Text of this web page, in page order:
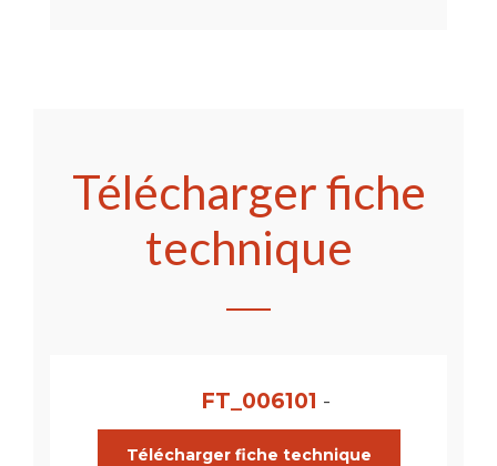
Télécharger fiche
technique
FT_006101 -
Télécharger fiche technique